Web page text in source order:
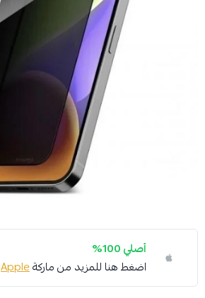
أصلي 100%
اضغط هنا للمزيد من ماركةApple